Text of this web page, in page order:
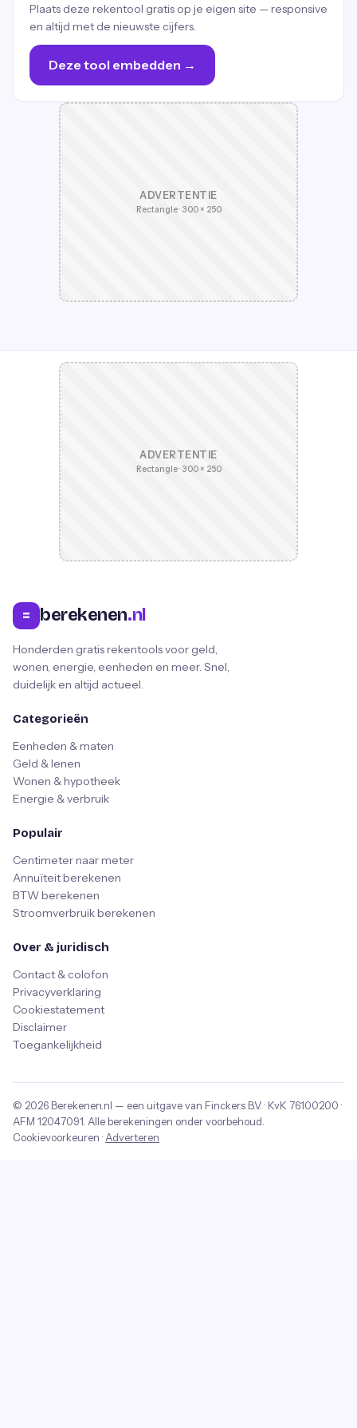
Plaats deze rekentool gratis op je eigen site — responsive
en altijd met de nieuwste cijfers.
Deze tool embedden →
ADVERTENTIE
Rectangle · 300 × 250
ADVERTENTIE
Rectangle · 300 × 250
= berekenen.nl
Honderden gratis rekentools voor geld,
wonen, energie, eenheden en meer. Snel,
duidelijk en altijd actueel.
Categorieën
Eenheden & maten
Geld & lenen
Wonen & hypotheek
Energie & verbruik
Populair
Centimeter naar meter
Annuïteit berekenen
BTW berekenen
Stroomverbruik berekenen
Over & juridisch
Contact & colofon
Privacyverklaring
Cookiestatement
Disclaimer
Toegankelijkheid
© 2026 Berekenen.nl — een uitgave van Finckers B.V. · KvK 76100200 ·
AFM 12047091 . Alle berekeningen onder voorbehoud.
Cookievoorkeuren · Adverteren